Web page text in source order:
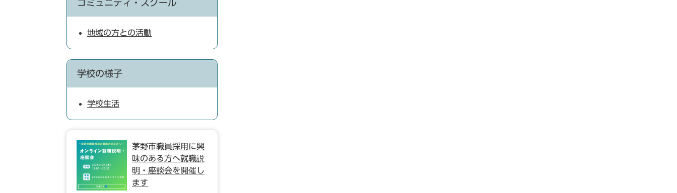
コミュニティ・スクール
地域の方との活動
学校の様子
学校生活
茅野市職員採用に興
味のある方へ就職説
明・座談会を開催し
ます